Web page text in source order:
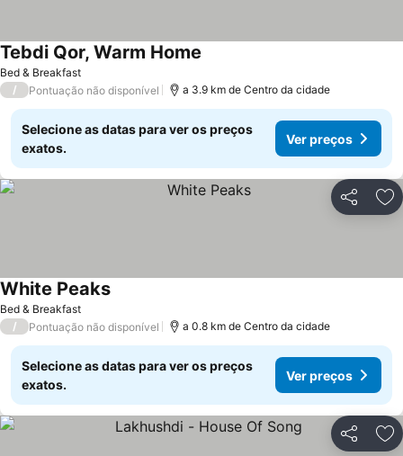
Bed & Breakfast
Tebdi Qor, Warm Home
/ Pontuação não disponível a 3.9 km de Centro da cidade
Selecione as datas para ver os preços
exatos.
Ver preços
Partilhar
Bed & Breakfast
White PeaksVer preços
/ Pontuação não disponível a 0.8 km de Centro da cidade
Selecione as datas para ver os preços
exatos.
Ver preços
Partilhar